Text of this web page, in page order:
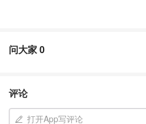
真，和平越来越难维持……
soledad 》Season 2
问大家0
评论
打开App写评论